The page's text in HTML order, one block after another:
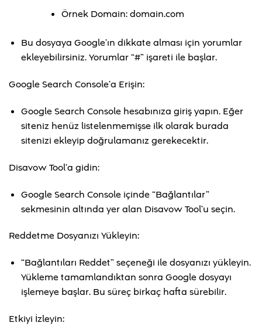
Örnek Domain: domain.com
Bu dosyaya Google’ın dikkate alması için yorumlar
ekleyebilirsiniz. Yorumlar “#” işareti ile başlar.
Google Search Console’a Erişin:
Google Search Console hesabınıza giriş yapın. Eğer
siteniz henüz listelenmemişse ilk olarak burada
sitenizi ekleyip doğrulamanız gerekecektir.
Disavow Tool’a gidin:
Google Search Console içinde “Bağlantılar”
sekmesinin altında yer alan Disavow Tool’u seçin.
Reddetme Dosyanızı Yükleyin:
“Bağlantıları Reddet” seçeneği ile dosyanızı yükleyin.
Yükleme tamamlandıktan sonra Google dosyayı
işlemeye başlar. Bu süreç birkaç hafta sürebilir.
Etkiyi İzleyin: